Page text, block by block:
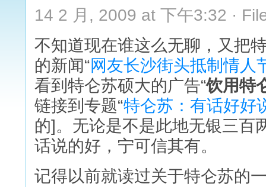
14 2 月, 2009 at 下午3:32 ·
不知道现在谁这么无聊，又把
的新闻“网友长沙街头抵制情人
看到特仑苏硕大的广告“饮用特
链接到专题“特仑苏：有话好好
的]。无论是不是此地无银三百
话说的好，宁可信其有。
记得以前就读过关于特仑苏的